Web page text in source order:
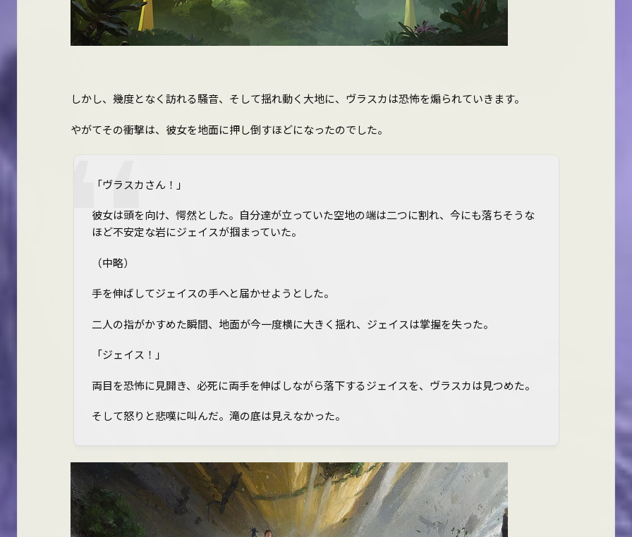
しかし、幾度となく訪れる騒音、そして揺れ動く大地に、ヴラスカは恐怖を煽られていきます。
やがてその衝撃は、彼女を地面に押し倒すほどになったのでした。
「ヴラスカさん！」
彼女は頭を向け、愕然とした。自分達が立っていた空地の端は二つに割れ、今にも落ちそうな
ほど不安定な岩にジェイスが掴まっていた。
（中略）
手を伸ばしてジェイスの手へと届かせようとした。
二人の指がかすめた瞬間、地面が今一度横に大きく揺れ、ジェイスは掌握を失った。
「ジェイス！」
両目を恐怖に見開き、必死に両手を伸ばしながら落下するジェイスを、ヴラスカは見つめた。
そして怒りと悲嘆に叫んだ。滝の底は見えなかった。